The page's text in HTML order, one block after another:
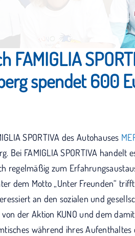
FAMIGLIA
spendet 600
SPORTIVA des Autohauses
Bei FAMIGLIA SPORTIVA
regelmäßig zum
dem Motto „Unter Freunden“
an den sozialen und
der Aktion KUNO und dem
während ihres Aufenthaltes